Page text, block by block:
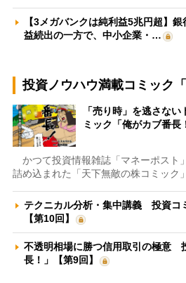
【3メガバンクは純利益5兆円超】
益続出の一方で、中小企業・…
投資ノウハウ満載コミック
「売り時」を逃さな
ミック「俺がカブ番長
かつて投資情報雑誌「マネーポスト
詰め込まれた「天下無敵の株コミック
テクニカル分析・集中講義 投資コ
【第10回】
不透明相場に勝つ信用取引の極意
長！」【第9回】